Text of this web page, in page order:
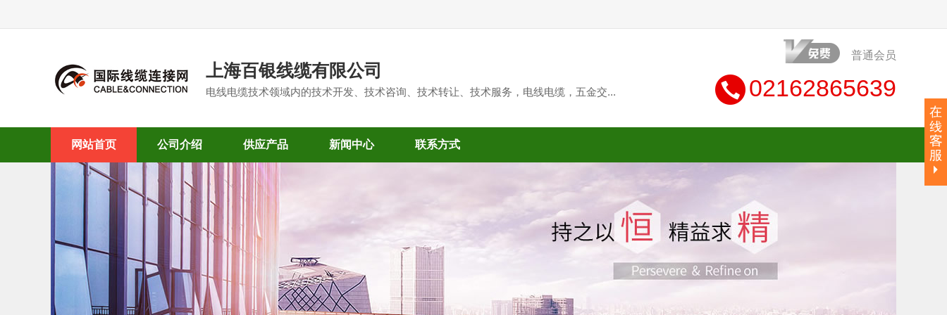
上海百银线缆有限公司
电线电缆技术领域内的技术开发、技术咨询、技术转让、技术服务，电线电缆，五金交...
普通会员
02162865639
网站首页 公司介绍 供应产品 新闻中心 联系方式